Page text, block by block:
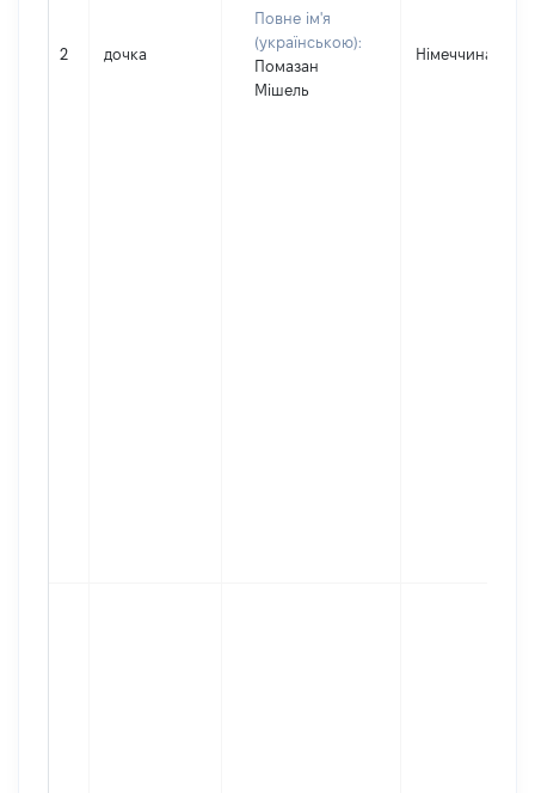
2 дочка
Повне ім'я
(українською):
Помазан
Мішель
Німеччина